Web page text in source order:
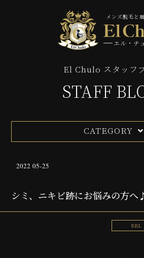
メンズ脱毛と
エル・チ
El Chulo スタッフ
STAFF
CATEGORY
2022 05-25
シミ、ニキビ跡にお悩みの方へ
BBL